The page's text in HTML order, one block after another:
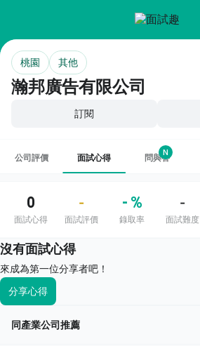
瀚邦廣告有限公司
桃園 其他
訂閱
公司評價 面試心得 問與答
N
0
面試心得
-
面試評價
- %
錄取率
-
面試難度
沒有面試心得
來成為第一位分享者吧！
分享心得
同產業公司推薦